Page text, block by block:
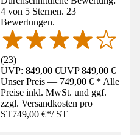
4 von 5 Sternen. 23
Bewertungen.
(23)
UVP: 849,00 €UVP849,00 €
Unser Preis — 749,00 € * Alle
Preise inkl. MwSt. und ggf.
zzgl. Versandkosten pro
ST749,00 €*/ ST